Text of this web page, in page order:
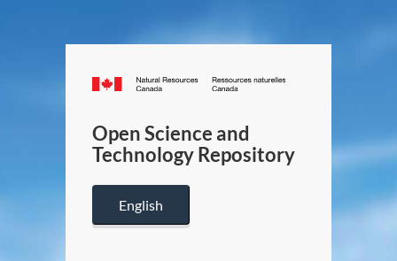
Canada.ca
/
Canada
Open Science and
Technology Repository
English